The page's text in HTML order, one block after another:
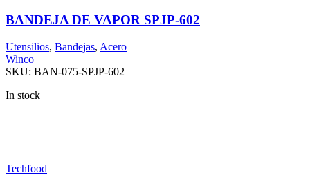
BANDEJA DE VAPOR SPJP-602
Utensilios, Bandejas, Acero
Winco
SKU: BAN-075-SPJP-602
In stock
Techfood